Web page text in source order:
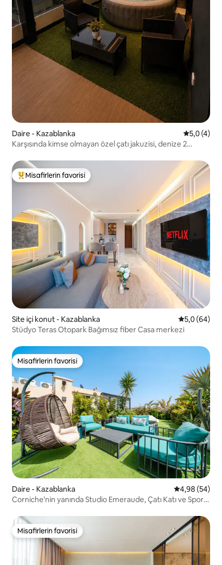
Daire - Kazablanka 55,0 (4)
Karşısında kimse olmayan özel çatı jakuzisi, denize 2
Misafirlerin favorilerinden en beğenilenler arasında
Misafirlerin favorisi
Site içi konut - Kazablanka 5 üzerinden
5,0 (64)
Stüdyo Teras Otopark Bağımsız fiber Casa merkezi
Misafirlerin favorisi
Misafirlerin favorisi
Daire - Kazablanka 5 üzerinden
4,98 (54)
Corniche'nin yanında Studio Emeraude, Çatı Katı ve Spor
Misafirlerin favorisi
Misafirlerin favorisi